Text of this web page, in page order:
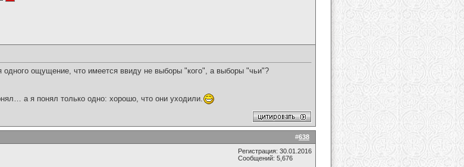
одного ощущение, что имеется ввиду не выборы "кого", а выборы "чьи"?
а я понял только одно: хорошо, что они уходили.
#638
Регистрация: 30.01.2016
Сообщений: 5,676